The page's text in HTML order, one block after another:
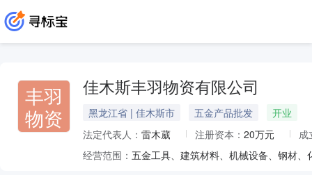
丰羽
物资
佳木斯丰羽物资有限公司
黑龙江省 | 佳木斯市 五金产品批发
开业
法定代表人： 雷木葳 注册资本： 20万元
成
经营范围：